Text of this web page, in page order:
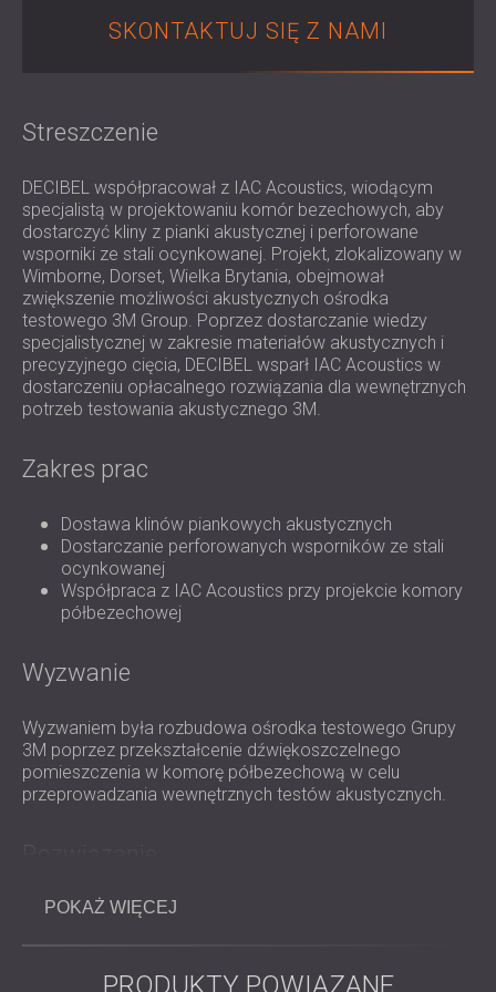
IZOLACJA AKUSTYCZNA I PANELE
AKUSTYCZNE DLA RESTAURACJI I
AKUSTYCZNE DLA HOTELI
AKUSTYCZNE DO HAL I TEATRÓW
ROZWIĄZANIA DŹWIĘKOSZCZELNE I
AKUSTYCZNE DLA POWIERZCHNI
HANDLOWYCH
WYCISZANIE I AKUSTYKA W OBIEKTACH
EDUKACYJNYCH
PANELE DŹWIĘKOCHŁONNE I
AKUSTYCZNE DLA PLACÓWEK SŁUŻBY
ZDROWIA
AKUSTYCZNE DLA SEKTORA AUDIOLOGII
AKUSTYCZNE DLA CENTRÓW DANYCH
ROMÂNIA (RO)
FINLAND (FI)
SOUTH AFRICA (ZA)
SKONTAKTUJ SIĘ Z NAMI
Streszczenie
DECIBEL współpracował z IAC Acoustics, wiodącym
specjalistą w projektowaniu komór bezechowych, aby
dostarczyć kliny z pianki akustycznej i perforowane
wsporniki ze stali ocynkowanej. Projekt, zlokalizowany w
Wimborne, Dorset, Wielka Brytania, obejmował
zwiększenie możliwości akustycznych ośrodka
testowego 3M Group. Poprzez dostarczanie wiedzy
specjalistycznej w zakresie materiałów akustycznych i
precyzyjnego cięcia, DECIBEL wsparł IAC Acoustics w
dostarczeniu opłacalnego rozwiązania dla wewnętrznych
potrzeb testowania akustycznego 3M.
Zakres prac
Dostawa klinów piankowych akustycznych
Dostarczanie perforowanych wsporników ze stali
ocynkowanej
Współpraca z IAC Acoustics przy projekcie komory
półbezechowej
Wyzwanie
Wyzwaniem była rozbudowa ośrodka testowego Grupy
3M poprzez przekształcenie dźwiękoszczelnego
pomieszczenia w komorę półbezechową w celu
przeprowadzania wewnętrznych testów akustycznych.
DECIBEL we współpracy z IAC Acoustics dostarczył kliny
semi-bezechowej. Współpraca umożliwiła szybką i
sprawną instalację, przekształcając obiekt testowy 3M w
POKAŻ WIĘCEJ
PRODUKTY POWIĄZANE